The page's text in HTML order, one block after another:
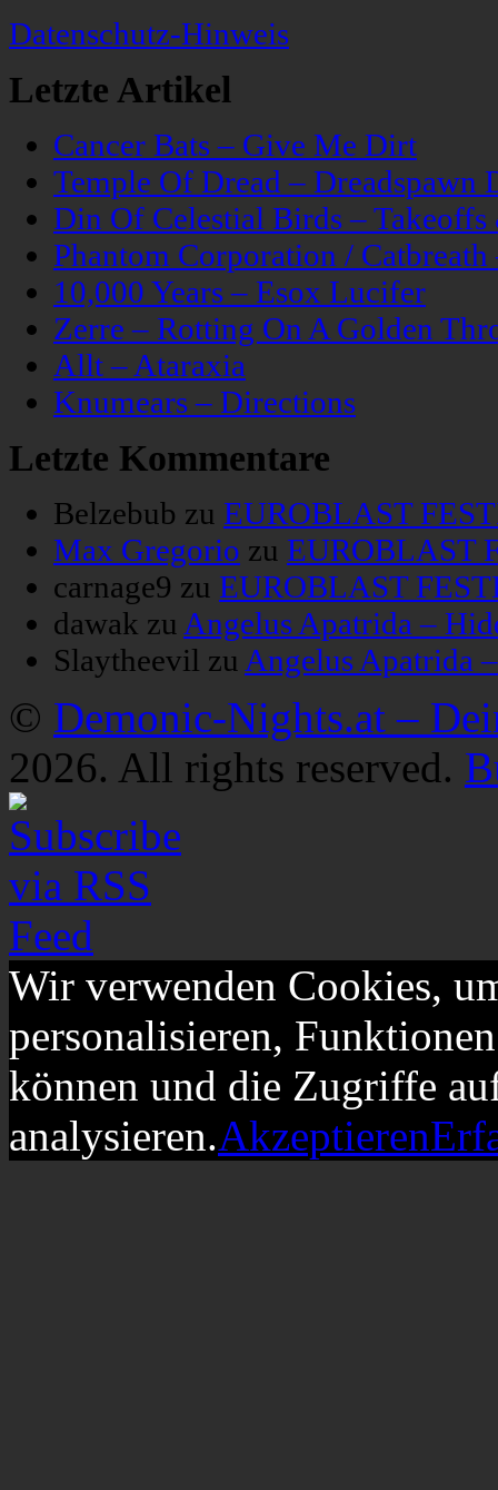
Datenschutz-Hinweis
Letzte Artikel
Cancer Bats – Give Me Dirt
Temple Of Dread – Dreadspawn
Din Of Celestial Birds –
Phantom Corporation /
10,000 Years – Esox Lucifer
Zerre – Rotting On A Golden
Allt – Ataraxia
Knumears – Directions
Letzte Kommentare
Belzebub zu EUROBLAST
Max Gregorio zu EUROBLAST
carnage9 zu EUROBLAST
dawak zu Angelus Apatrida –
Slaytheevil zu Angelus Apatrida
© Demonic-Nights.at –
2026. All rights reserved.
Wir verwenden Cookies,
personalisieren,
können und die Zugriffe
analysieren.Akzeptieren